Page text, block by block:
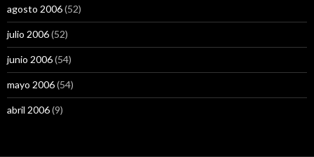
agosto 2006(52)
julio 2006(52)
junio 2006(54)
mayo 2006(54)
abril 2006(9)